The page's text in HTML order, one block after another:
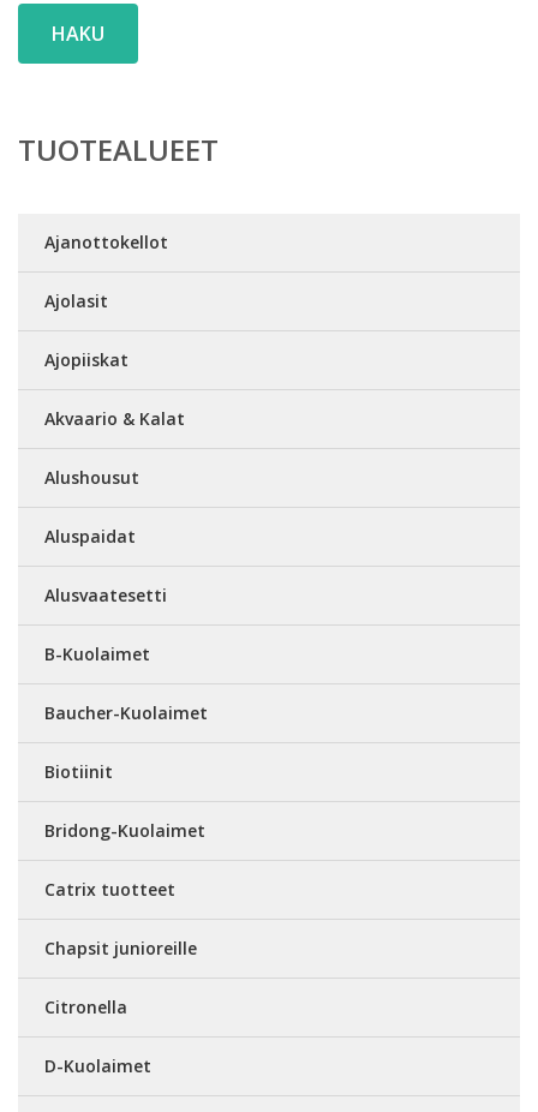
HAKU
TUOTEALUEET
Ajanottokellot
Ajolasit
Ajopiiskat
Akvaario & Kalat
Alushousut
Aluspaidat
Alusvaatesetti
B-Kuolaimet
Baucher-Kuolaimet
Biotiinit
Bridong-Kuolaimet
Catrix tuotteet
Chapsit junioreille
Citronella
D-Kuolaimet